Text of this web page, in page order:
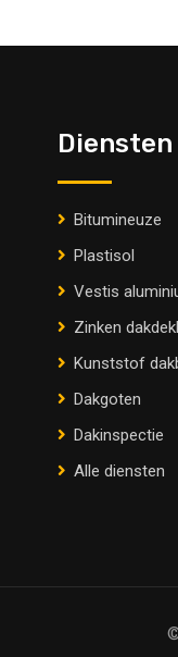
Diensten
Bitumineuze
Plastisol
Vestis
Zinken
Kunststof
Dakgoten
Dakinspectie
Alle diensten